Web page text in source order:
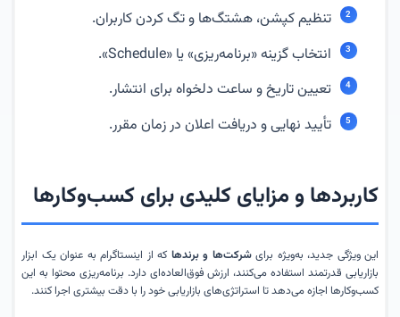
تنظیم کپشن، هشتگ‌ها و تگ کردن کاربران.
انتخاب گزینه «برنامه‌ریزی» یا «Schedule».
تعیین تاریخ و ساعت دلخواه برای انتشار.
تأیید نهایی و دریافت اعلان در زمان مقرر.
کاربردها و مزایای کلیدی برای کسب‌وکارها
این ویژگی جدید، به‌ویژه برایشرکت‌ها و برندها که از اینستاگرام به عنوان یک ابزار
بازاریابی قدرتمند استفاده می‌کنند، ارزش فوق‌العاده‌ای دارد. برنامه‌ریزی محتوا به این
کسب‌وکارها اجازه می‌دهد تا استراتژی‌های بازاریابی خود را با دقت بیشتری اجرا کنند.